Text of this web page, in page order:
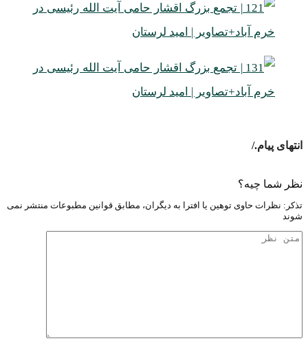
/.انتهای پیام
نظر شما چیه؟
تذكر: نظرات حاوی توهين يا افترا به ديگران، مطابق قوانين مطبوعات منتشر نمی
شوند